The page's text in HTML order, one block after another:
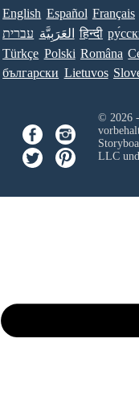
English Español Français
עברית العَرَبِيَّة हिन्दी
Türkçe Polski Româna
български Lietuvos
© 2026
LLC